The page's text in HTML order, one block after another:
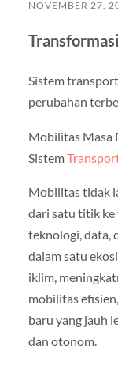
NOVEMBER 27,
Sistem
perubahan
Mobilitas Masa
Sistem
Mobilitas tidak
dari satu titik
teknologi, data,
dalam satu
iklim,
mobilitas
baru yang jauh
dan otonom.